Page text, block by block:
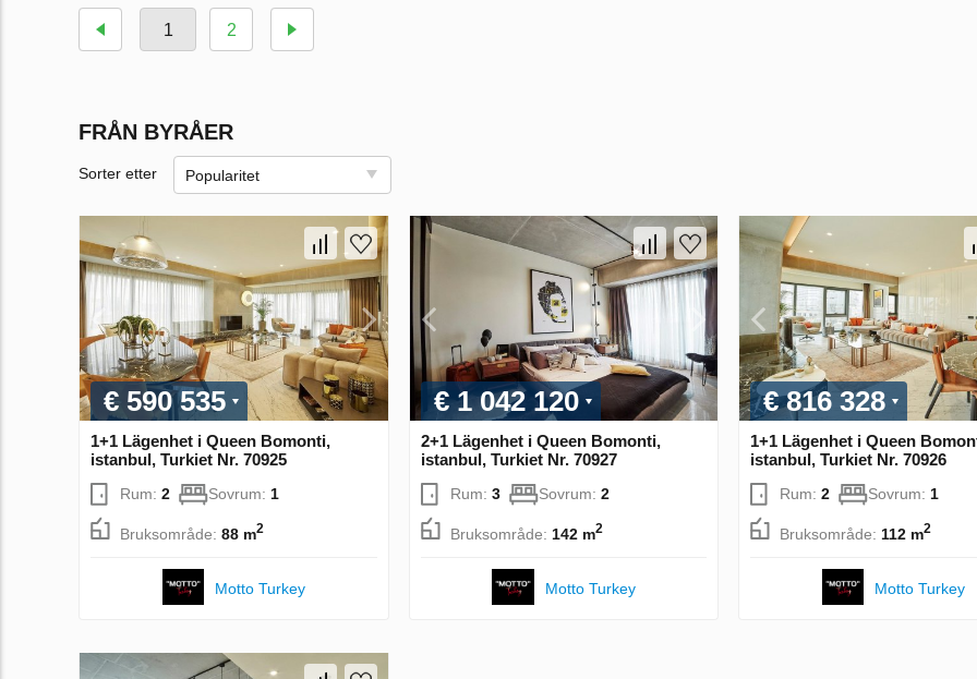
1 2
FRÅN BYRÅER
Sorter etter Popularitet
€ 590 535
1+1 Lägenhet i Queen Bomonti,
istanbul, Turkiet Nr. 70925
Rum: 2 Sovrum: 1
Bruksområde: 88 m2
Motto Turkey
€ 1 042 120
2+1 Lägenhet i Queen Bomonti,
istanbul, Turkiet Nr. 70927
Rum: 3 Sovrum: 2
Bruksområde: 142 m2
Motto Turkey
€ 816 328
1+1 Lägenhet i Queen
istanbul, Turkiet Nr. 70926
Rum:2 Sovrum:1
Bruksområde: 112 m2
Motto Turkey